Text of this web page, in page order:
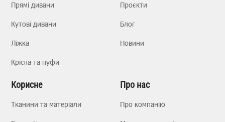
Прямі дивани
Кутові дивани
Ліжка
Крісла та пуфи
Проєкти
Блог
Новини
Корисне
Тканини та матеріали
Про нас
Про компанію